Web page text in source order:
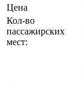
Цена
Кол-во
пассажирских
мест: